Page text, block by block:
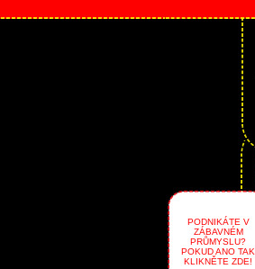
PODNIKÁTE V
ZÁBAVNÉM
PRŮMYSLU?
POKUD ANO TAK
KLIKNĚTE ZDE!